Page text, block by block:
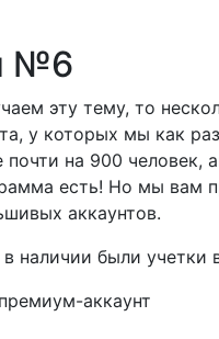
№6
эту тему, то
у которых мы как
почти на 900 человек,
есть! Но мы вам
аккаунтов.
наличии были учетки
аккаунт